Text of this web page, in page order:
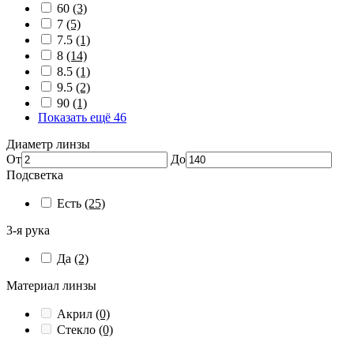
60 (3)
7 (5)
7.5 (1)
8 (14)
8.5 (1)
9.5 (2)
90 (1)
Показать ещё 46
Диаметр линзы
От
До
Подсветка
Есть (25)
3-я рука
Да (2)
Материал линзы
Акрил (0)
Стекло (0)